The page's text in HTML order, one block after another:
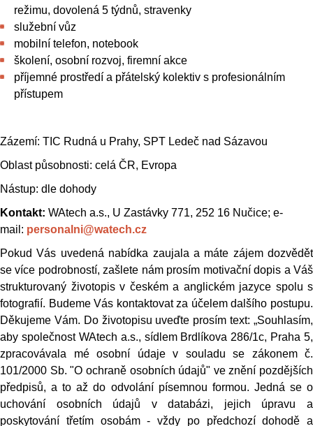
režimu, dovolená 5 týdnů, stravenky
služební vůz
mobilní telefon, notebook
školení, osobní rozvoj, firemní akce
příjemné prostředí a přátelský kolektiv s profesionálním
přístupem
Zázemí: TIC Rudná u Prahy, SPT Ledeč nad Sázavou
Oblast působnosti: celá ČR, Evropa
Nástup: dle dohody
Kontakt: WAtech a.s., U Zastávky 771, 252 16 Nučice; e-
mail: personalni@watech.cz
Pokud Vás uvedená nabídka zaujala a máte zájem dozvědět
se více podrobností, zašlete nám prosím motivační dopis a Váš
strukturovaný životopis v českém a anglickém jazyce spolu s
fotografií. Budeme Vás kontaktovat za účelem dalšího postupu.
Děkujeme Vám. Do životopisu uveďte prosím text: „Souhlasím,
aby společnost WAtech a.s., sídlem Brdlíkova 286/1c, Praha 5,
zpracovávala mé osobní údaje v souladu se zákonem č.
101/2000 Sb. "O ochraně osobních údajů" ve znění pozdějších
předpisů, a to až do odvolání písemnou formou. Jedná se o
uchování osobních údajů v databázi, jejich úpravu a
poskytování třetím osobám - vždy po předchozí dohodě a